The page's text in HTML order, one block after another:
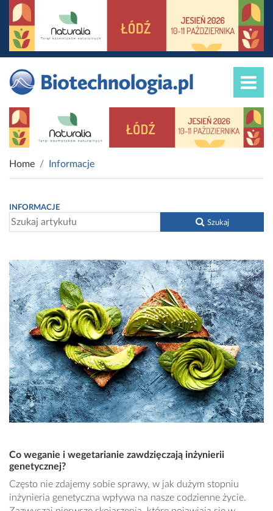
Home Informacje
INFORMACJE
Szukaj
Co weganie i wegetarianie zawdzięczają inżynierii
genetycznej?
Często nie zdajemy sobie sprawy, w jak dużym stopniu
inżynieria genetyczna wpływa na nasze codzienne życie.